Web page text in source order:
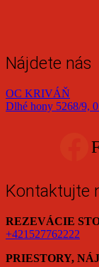
Nájdete nás
OC KRIVÁŇ
Dlhé hony 5268/9,
Kontaktujte
REZEVÁCIE
+421527762222
PRIESTORY,